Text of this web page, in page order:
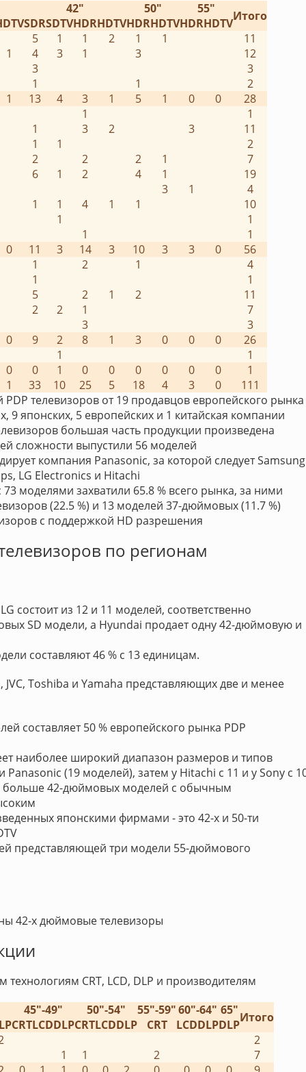
42" 50" 55" Итого
SDRSDTVHDRHDTVHDRHDTVHDRHDTV
5
1 1 2 1 1
11
1
4 3 1 3
12
3
3
1
1
2
1
13 4 3 1 5 1 0 0
28
1
1
1
3 2 3
11
1
1
2
2
2 2 1
7
6
1 2 4 1
19
3
1
4
1
1 4 1 1
10
1
1
1
1
0
11 3 14 3 10 3 3 0
56
1
2 1
4
1
1
5
2 1 2
11
2
2 1
7
3
3
0
9 2 8 1 3 0 0 0
26
1
1
0
0 1 0 0 0 0 0 0
1
1
33 10 25 5 18 4 3 0
111
телевизоров от 19 продавцов европейского рынка
9 японских, 5 европейских и 1 китайская компании
большая часть продукции произведена
сложности выпустили 56 моделей
компания Panasonic, за которой следует Samsung
LG Electronics и Hitachi
моделями захватили 65.8 % всего рынка, за ними
(22.5 %) и 13 моделей 37-дюймовых (11.7 %)
с поддержкой HD разрешения
по регионам
состоит из 12 и 11 моделей, соответственно
SD модели, а Hyundai продает одну 42-дюймовую и
составляют 46 % с 13 единицам.
Toshiba и Yamaha представляющих две и менее
составляет 50 % европейского рынка PDP
наиболее широкий диапазон размеров и типов
(19 моделей), затем у Hitachi с 11 и у Sony с
больше 42-дюймовых моделей с обычным
японскими фирмами - это 42-х и 50-ти
представляющей три модели 55-дюймового
42-х дюймовые телевизоры
CRT, LCD, DLP и производителям
45"-49"
50"-54" 55"-59"60"-64" 65"Итого
CRTLCDDLPCRTLCDDLP CRT LCDDLPDLP
2
1
1 2
7